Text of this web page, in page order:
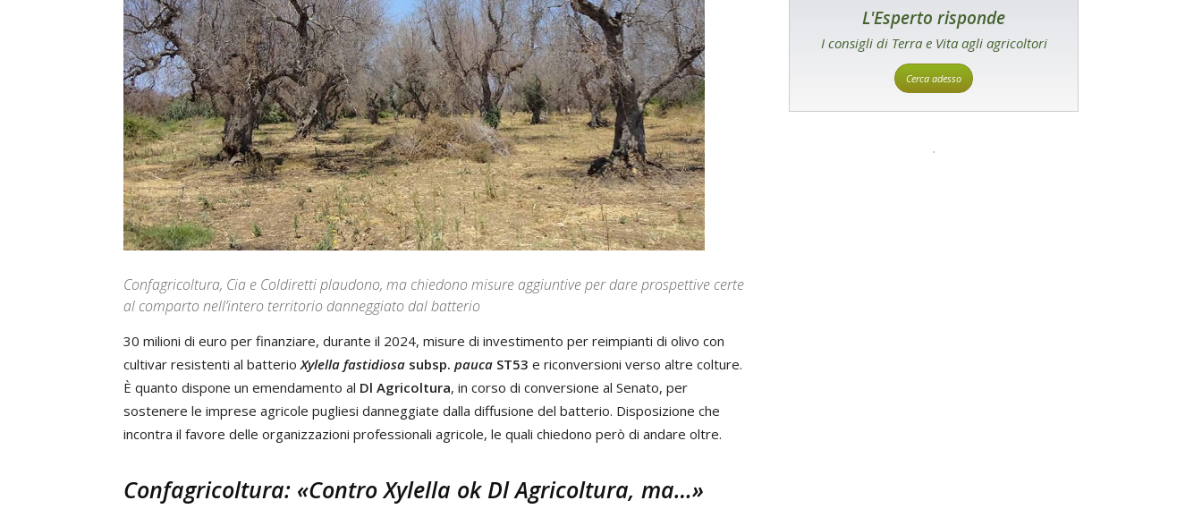
Confagricoltura, Cia e Coldiretti plaudono, ma chiedono misure aggiuntive per dare prospettive certe
al comparto nell’intero territorio danneggiato dal batterio
30 milioni di euro per finanziare, durante il 2024, misure di investimento per reimpianti di olivo con
cultivar resistenti al batterioXylella fastidiosa subsp. pauca ST53 e riconversioni verso altre colture.
È quanto dispone un emendamento al Dl Agricoltura, in corso di conversione al Senato, per
sostenere le imprese agricole pugliesi danneggiate dalla diffusione del batterio. Disposizione che
incontra il favore delle organizzazioni professionali agricole, le quali chiedono però di andare oltre.
Confagricoltura: «Contro Xylella ok Dl Agricoltura, ma…»
L'Esperto risponde
I consigli di Terra e Vita agli agricoltori
Cerca adesso